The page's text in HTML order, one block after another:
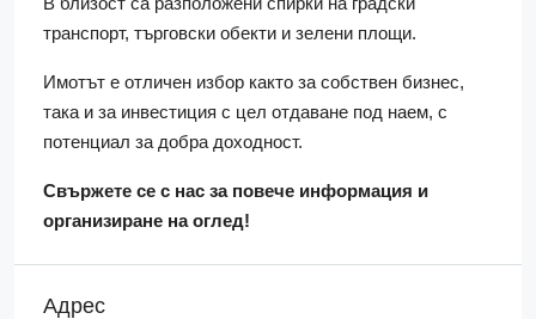
транспорт, търговски обекти и зелени площи.
Имотът е отличен избор както за собствен бизнес,
така и за инвестиция с цел отдаване под наем, с
потенциал за добра доходност.
Свържете се с нас за повече информация и
организиране на оглед!
Адрес